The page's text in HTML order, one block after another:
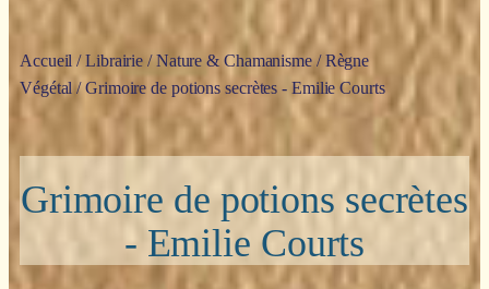
Accueil /Librairie /Nature & Chamanisme/Règne
Végétal / Grimoire de potions secrètes - Emilie Courts
Grimoire de potions secrètes
- Emilie Courts